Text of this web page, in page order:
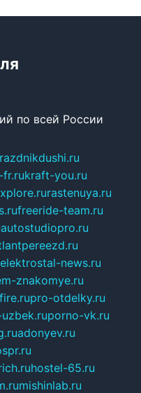
по всей России
kraft-you.ru
rastenuya.ru
freeride-team.ru
autostudiopro.ru
elektrostal-news.ru
znakomye.ru
pro-otdelky.ru
porno-vk.ru
adonyev.ru
hostel-65.ru
mishinlab.ru